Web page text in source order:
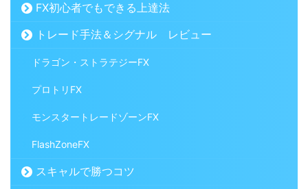
FX初心者でもできる上達法
トレード手法＆シグナル レビュー
ドラゴン・ストラテジーFX
プロトリFX
モンスタートレードゾーンFX
FlashZoneFX
スキャルで勝つコツ